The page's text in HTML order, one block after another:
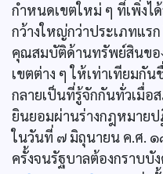
กำหนดเขตใหม่ ๆ ที่เพิ่งไ
กว้างใหญ่กว่าประเภทแร
คุณสมบัติด้านทรัพย์สินขอ
เขตต่าง ๆ ให้เท่าเทียมกั
กลายเป็นที่รู้จักกันทั่วเมื่อ
ยินยอมผ่านร่างกฎหมาย
ในวันที่ ๗ มิถุนายน ค.ศ.
ครั้งจนรัฐบาลต้องกราบบั